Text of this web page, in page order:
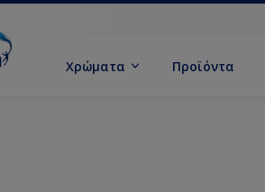
Χρώματα Προϊόντα